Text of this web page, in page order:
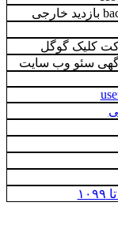
کلیک گوگل
سئو وب سایت